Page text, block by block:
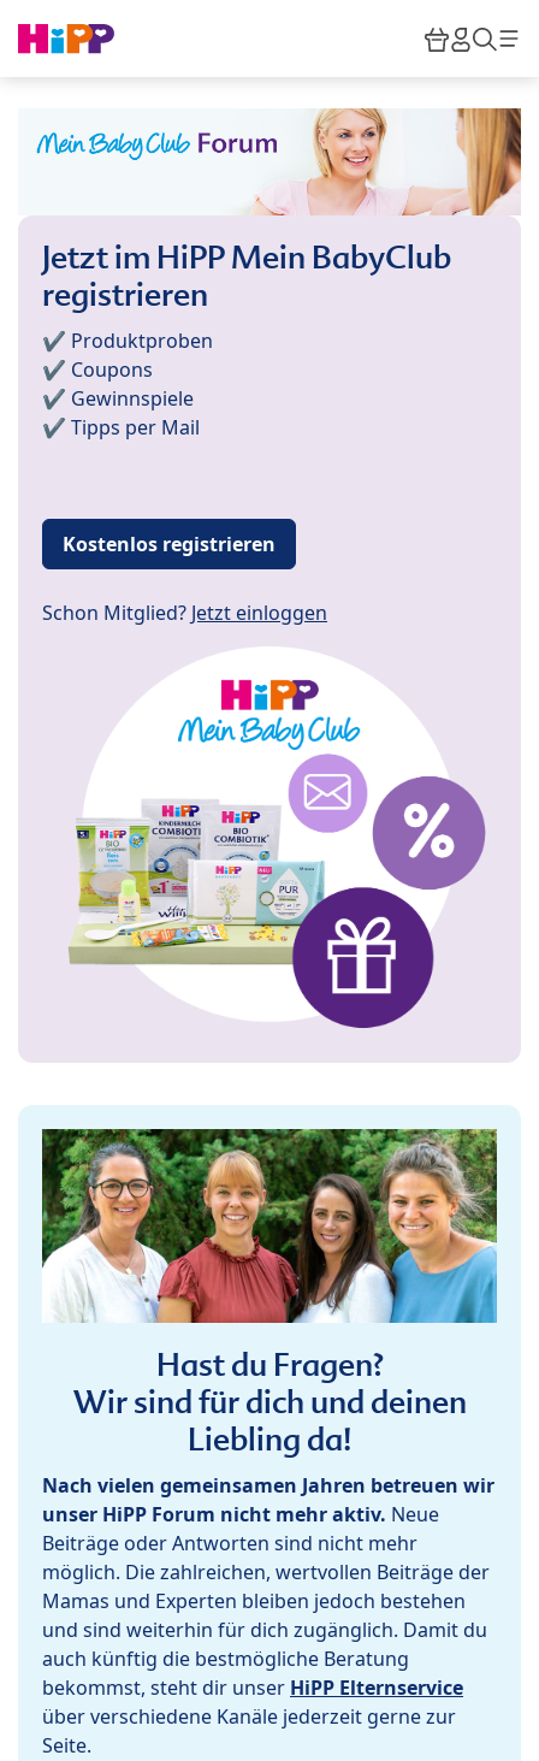
HiPP
Jetzt im HiPP Mein BabyClub
registrieren
✔️ Produktproben
✔️ Coupons
✔️ Gewinnspiele
✔️ Tipps per Mail
Kostenlos registrieren
Schon Mitglied? Jetzt einloggen
Hast du Fragen?
Wir sind für dich und deinen
Liebling da!
Nach vielen gemeinsamen Jahren betreuen wir
unser HiPP Forum nicht mehr aktiv. Neue
Beiträge oder Antworten sind nicht mehr
möglich. Die zahlreichen, wertvollen Beiträge der
Mamas und Experten bleiben jedoch bestehen
und sind weiterhin für dich zugänglich. Damit du
auch künftig die bestmögliche Beratung
bekommst, steht dir unser HiPP Elternservice
über verschiedene Kanäle jederzeit gerne zur
Seite.